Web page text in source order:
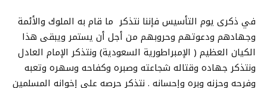
في ذكرى يوم التأسيس فإننا نتذكر ما قام به الملوك والأئمة
وجهادهم ودعوتهم وحروبهم من أجل أن يستمر ويبقى هذا
الكيان العظيم ( الإمبراطورية السعودية) ونتذكر الإمام العادل
ونتذكر جهاده وقتاله شجاعته وصبره وكفاحه وسهره وتعبه
وفرحه وحزنه وبره وإحسانه . نتذكر حرصه على إخوانه المسلمين